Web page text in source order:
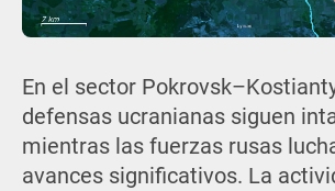
En el sector
defensas ucranianas siguen
mientras las fuerzas rusas
avances significativos. La